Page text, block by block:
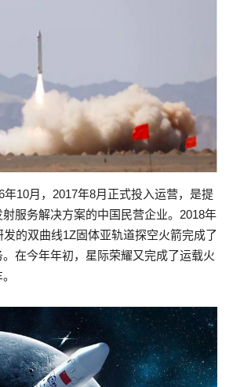
年10月，2017年8月正式投入运营，是提
服务解决方案的中国民营企业。2018年
的双曲线1Z固体亚轨道探空火箭完成了
在今年年初，星际荣耀又完成了运载火